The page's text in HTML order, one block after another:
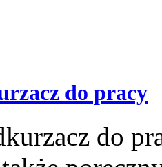
do pracy
do